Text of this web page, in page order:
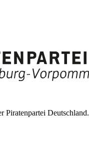
Piratenpartei Deutschland.